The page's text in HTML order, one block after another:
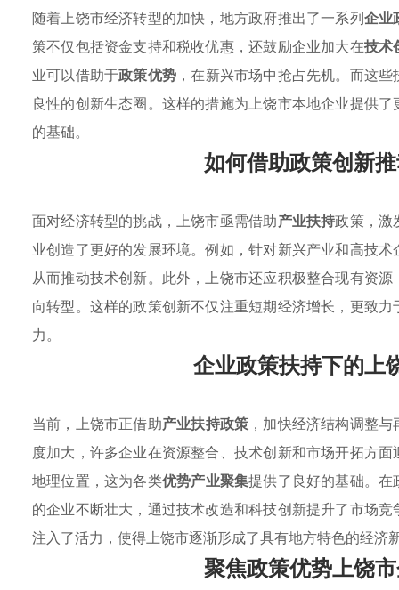
随着上饶市经济转型的加快，地方政府推出了一系列企业
策不仅包括资金支持和税收优惠，还鼓励企业加大在技术
业可以借助于政策优势 ，在新兴市场中抢占先机。而这
良性的创新生态圈。这样的措施为上饶市本地企业提供
的基础。
如何借助政策创新
面对经济转型的挑战，上饶市亟需借助产业扶持政策，激
业创造了更好的发展环境。例如，针对新兴产业和高技
从而推动技术创新。此外，上饶市还应积极整合现有资源
向转型。这样的政策创新不仅注重短期经济增长，更致
力。
企业政策扶持下的上
当前，上饶市正借助产业扶持政策 ，加快经济结构调整
度加大，许多企业在资源整合、技术创新和市场开拓方
地理位置，这为各类优势产业聚集提供了良好的基础。
的企业不断壮大，通过技术改造和科技创新提升了市场
注入了活力，使得上饶市逐渐形成了具有地方特色的经济
聚焦政策优势上饶